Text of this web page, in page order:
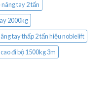
nâng tay 2 tấn
2000kg
tay thấp 2 tấn hiệu noblelift
đi bộ 1500kg 3m